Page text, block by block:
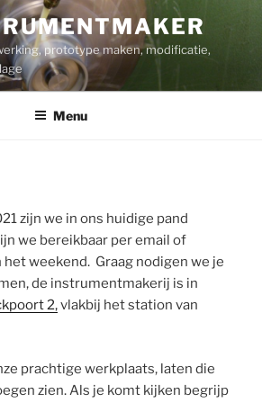
prototype maken, modificatie,
Menu
zijn we in ons huidige pand
we bereikbaar per email of
weekend. Graag nodigen we je
de instrumentmakerij is in
2,vlakbij het station van
prachtige werkplaats, laten die
zien. Als je komt kijken begrijp